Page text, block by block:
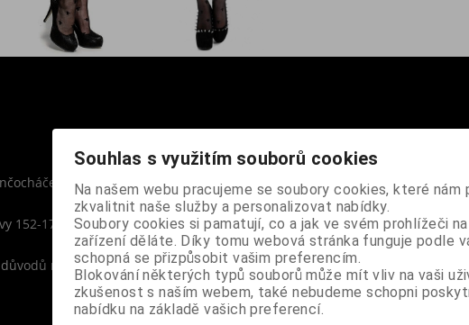
černá barva
152-170 cm, boky 86-101 cm
nevyměňujeme
Souhlas s využitím souborů cookies
Na našem webu pracujeme se soubory cookies, které nám
zkvalitnit naše služby a personalizovat nabídky.
Soubory cookies si pamatují, co a jak ve svém prohlížeči
zařízení děláte. Díky tomu webová stránka funguje podle
schopná se přizpůsobit vašim preferencím.
Blokování některých typů souborů může mít vliv na vaši
zkušenost s naším webem, také nebudeme schopni
nabídku na základě vašich preferencí.